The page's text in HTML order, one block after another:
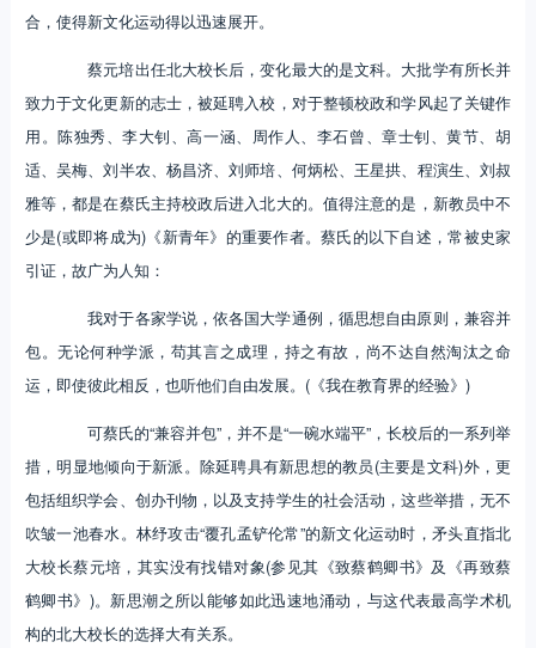
合，使得新文化运动得以迅速展开。
蔡元培出任北大校长后，变化最大的是文科。大批学有所长并
致力于文化更新的志士，被延聘入校，对于整顿校政和学风起了关键作
用。陈独秀、李大钊、高一涵、周作人、李石曾、章士钊、黄节、胡
适、吴梅、刘半农、杨昌济、刘师培、何炳松、王星拱、程演生、刘叔
雅等，都是在蔡氏主持校政后进入北大的。值得注意的是，新教员中不
少是(或即将成为)《新青年》的重要作者。蔡氏的以下自述，常被史家
引证，故广为人知：
我对于各家学说，依各国大学通例，循思想自由原则，兼容并
包。无论何种学派，苟其言之成理，持之有故，尚不达自然淘汰之命
运，即使彼此相反，也听他们自由发展。(《我在教育界的经验》)
可蔡氏的“兼容并包”，并不是“一碗水端平”，长校后的一系列举
措，明显地倾向于新派。除延聘具有新思想的教员(主要是文科)外，更
包括组织学会、创办刊物，以及支持学生的社会活动，这些举措，无不
吹皱一池春水。林纾攻击“覆孔孟铲伦常”的新文化运动时，矛头直指北
大校长蔡元培，其实没有找错对象(参见其《致蔡鹤卿书》及《再致蔡
鹤卿书》)。新思潮之所以能够如此迅速地涌动，与这代表最高学术机
构的北大校长的选择大有关系。